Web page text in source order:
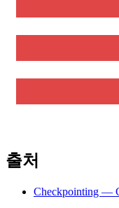
출처
Checkpointing —